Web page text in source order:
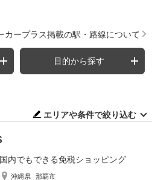
カープラス掲載の駅・路線について
目的から探す
エリアや条件で絞り込む
国内でもできる免税ショッピング
沖縄県 那覇市